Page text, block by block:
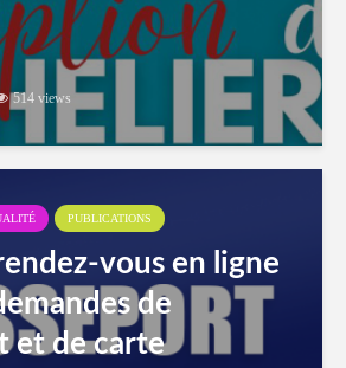
514 views
PUBLICATIONS
vous en ligne
de
et de carte